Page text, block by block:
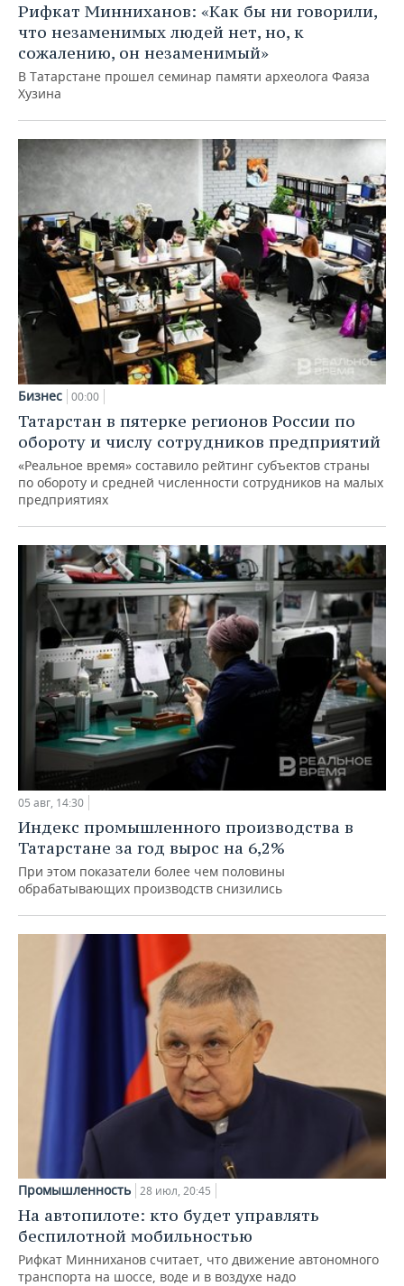
Рифкат Минниханов: «Как бы ни говорили,
что незаменимых людей нет, но, к
сожалению, он незаменимый»
В Татарстане прошел семинар памяти археолога Фаяза
Хузина
Бизнес 00:00
Татарстан в пятерке регионов России по
обороту и числу сотрудников предприятий
«Реальное время» составило рейтинг субъектов страны
по обороту и средней численности сотрудников на малых
предприятиях
05 авг, 14:30
Индекс промышленного производства в
Татарстане за год вырос на 6,2%
При этом показатели более чем половины
обрабатывающих производств снизились
Промышленность 28 июл, 20:45
На автопилоте: кто будет управлять
беспилотной мобильностью
Рифкат Минниханов считает, что движение автономного
транспорта на шоссе, воде и в воздухе надо